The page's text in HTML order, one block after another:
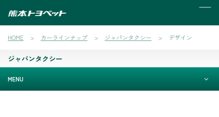
HOME カーラインナップ ジャパンタクシー デザイン
ジャパンタクシー
MENU